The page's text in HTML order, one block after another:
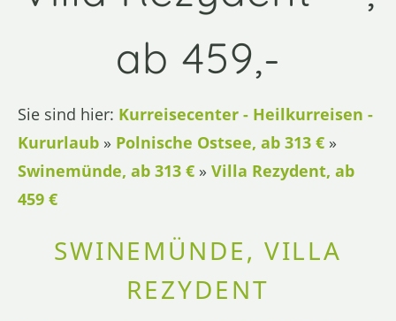
ab 459,-
Sie sind hier: Kurreisecenter - Heilkurreisen -
Kururlaub » Polnische Ostsee, ab 313 € »
Swinemünde, ab 313 € » Villa Rezydent, ab
459 €
SWINEMÜNDE, VILLA
REZYDENT